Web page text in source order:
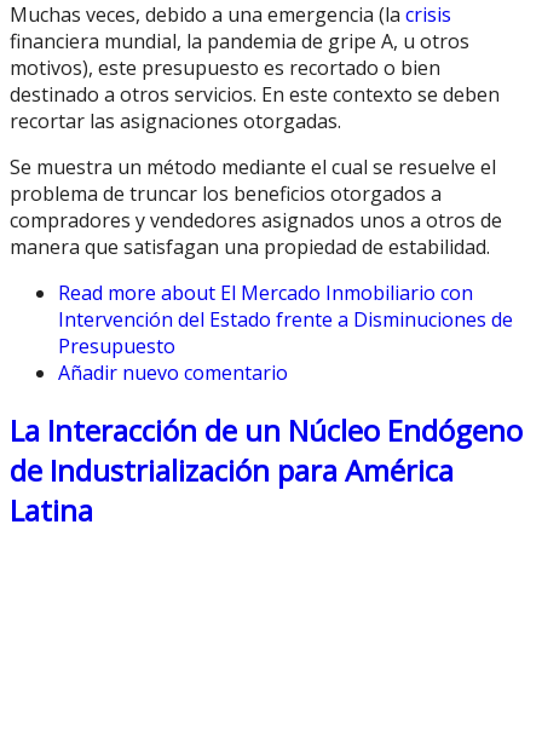
Muchas veces, debido a una emergencia (la crisis
financiera mundial, la pandemia de gripe A, u otros
motivos), este presupuesto es recortado o bien
destinado a otros servicios. En este contexto se deben
recortar las asignaciones otorgadas.
Se muestra un método mediante el cual se resuelve el
problema de truncar los beneficios otorgados a
compradores y vendedores asignados unos a otros de
manera que satisfagan una propiedad de estabilidad.
Read more about El Mercado Inmobiliario con
Intervención del Estado frente a Disminuciones de
Presupuesto
Añadir nuevo comentario
La Interacción de un Núcleo Endógeno
de Industrialización para América
Latina